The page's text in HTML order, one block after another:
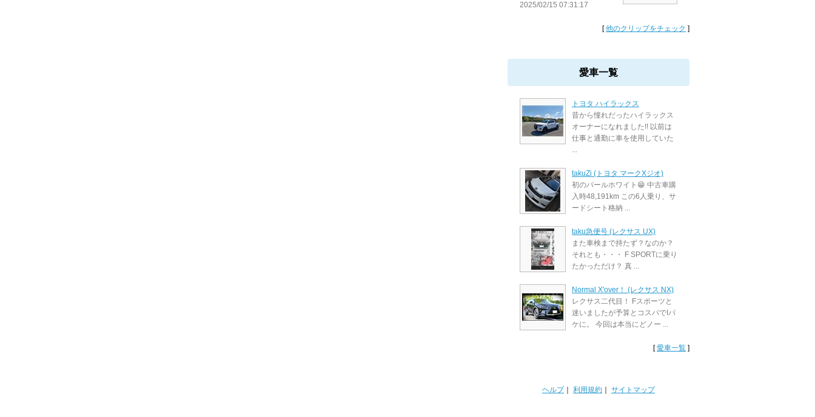
2025/02/15 07:31:17
[他のクリップをチェック ]
愛車一覧
トヨタ ハイラックス
昔から憧れだったハイラックス
オーナーになれました!! 以前は
仕事と通勤に車を使用していた
...
takuZi (トヨタ マークXジオ)
初のパールホワイト😁 中古車購
入時48,191km この6人乗り、サ
ードシート格納 ...
taku急便号 (レクサス UX)
また車検まで持たず？なのか？
それとも・・・ F SPORTに乗り
たかっただけ？ 真 ...
Normal X'over！ (レクサス NX)
レクサス二代目！ Fスポーツと
迷いましたが予算とコスパでIパ
ケに。 今回は本当にどノー ...
[愛車一覧 ]
ヘルプ｜ 利用規約 サイトマップ